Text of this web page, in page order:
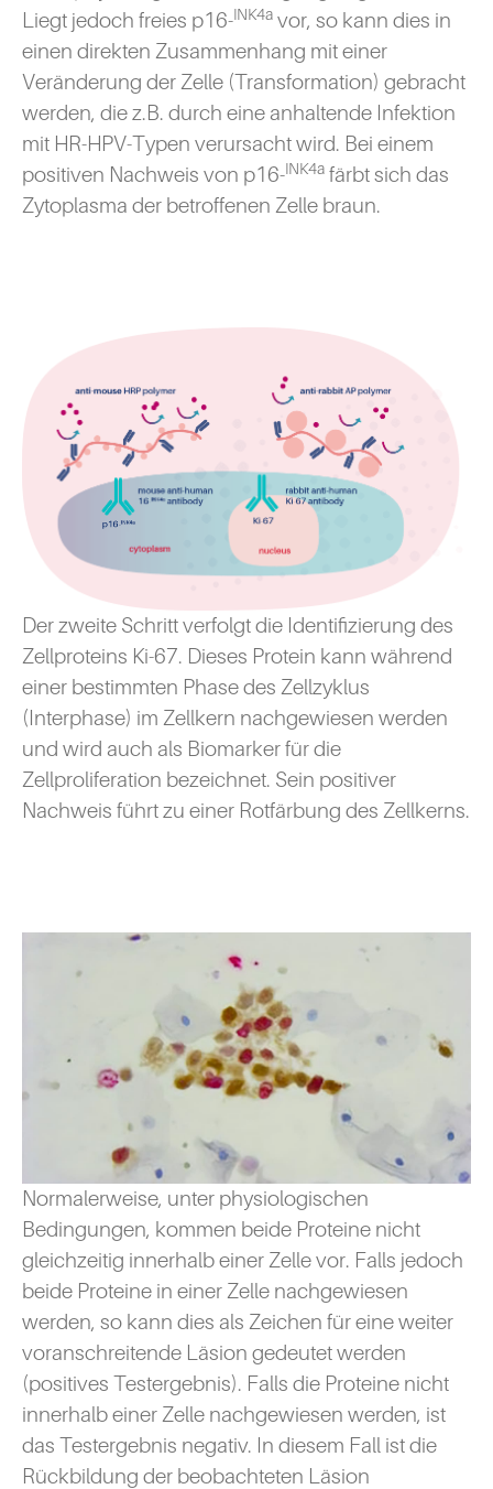
Liegt jedoch freies p16-INK4a vor, so kann dies in
einen direkten Zusammenhang mit einer
Veränderung der Zelle (Transformation) gebracht
werden, die z.B. durch eine anhaltende Infektion
mit HR-HPV-Typen verursacht wird. Bei einem
positiven Nachweis von p16-INK4a färbt sich das
Zytoplasma der betroffenen Zelle braun.
Der zweite Schritt verfolgt die Identifizierung des
Zellproteins Ki-67. Dieses Protein kann während
einer bestimmten Phase des Zellzyklus
(Interphase) im Zellkern nachgewiesen werden
und wird auch als Biomarker für die
Zellproliferation bezeichnet. Sein positiver
Nachweis führt zu einer Rotfärbung des Zellkerns.
Normalerweise, unter physiologischen
Bedingungen, kommen beide Proteine nicht
gleichzeitig innerhalb einer Zelle vor. Falls jedoch
beide Proteine in einer Zelle nachgewiesen
werden, so kann dies als Zeichen für eine weiter
voranschreitende Läsion gedeutet werden
(positives Testergebnis). Falls die Proteine nicht
innerhalb einer Zelle nachgewiesen werden, ist
das Testergebnis negativ. In diesem Fall ist die
Rückbildung der beobachteten Läsion